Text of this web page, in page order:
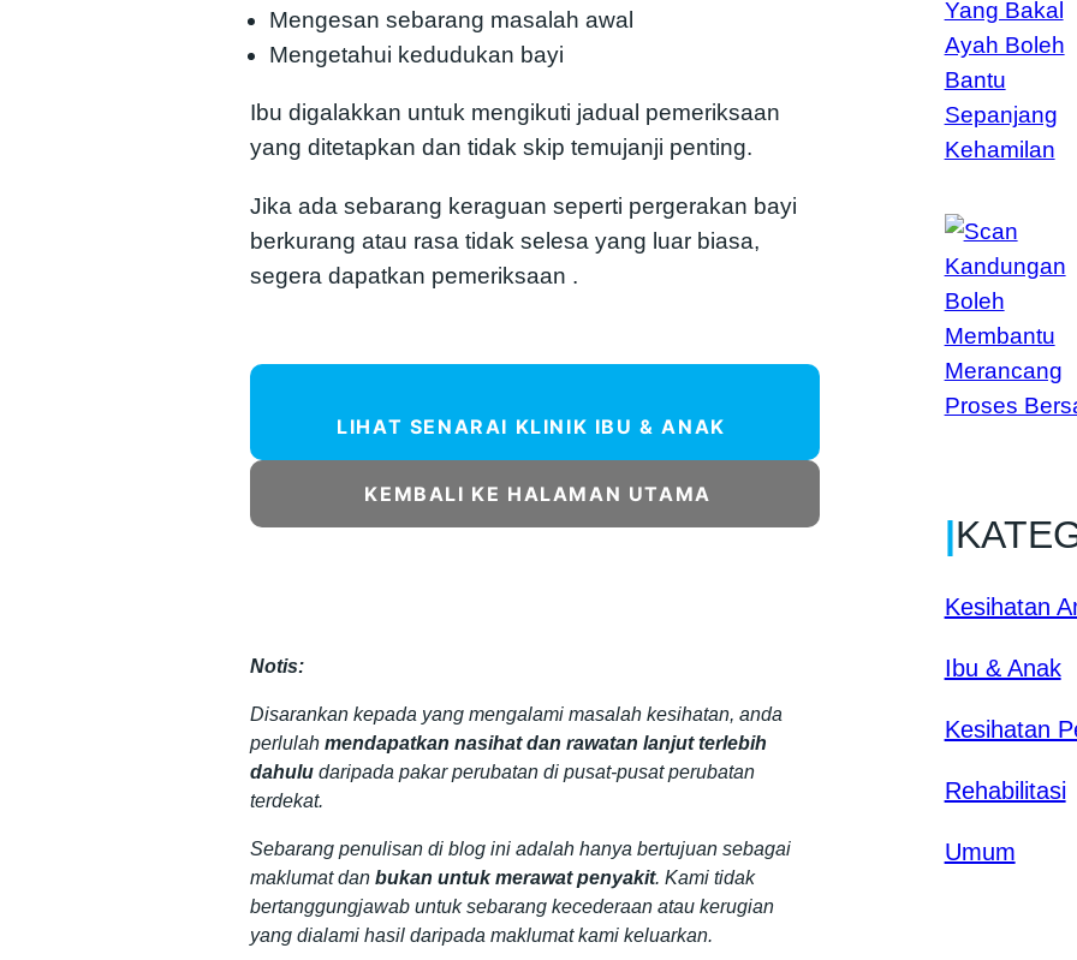
Mengesan sebarang masalah awal
Mengetahui kedudukan bayi
Ibu digalakkan untuk mengikuti jadual pemeriksaan
yang ditetapkan dan tidak skip temujanji penting.
Jika ada sebarang keraguan seperti pergerakan bayi
berkurang atau rasa tidak selesa yang luar biasa,
segera dapatkan pemeriksaan .
LIHAT SENARAI KLINIK IBU & ANAK
KEMBALI KE HALAMAN UTAMA
Notis:
Disarankan kepada yang mengalami masalah kesihatan, anda
perlulah mendapatkan nasihat dan rawatan lanjut terlebih
dahulu daripada pakar perubatan di pusat-pusat perubatan
terdekat.
Sebarang penulisan di blog ini adalah hanya bertujuan sebagai
maklumat dan bukan untuk merawat penyakit. Kami tidak
bertanggungjawab untuk sebarang kecederaan atau kerugian
yang dialami hasil daripada maklumat kami keluarkan.
|
Kesihatan
Ibu & Anak
Kesihatan
Rehabilitasi
Umum